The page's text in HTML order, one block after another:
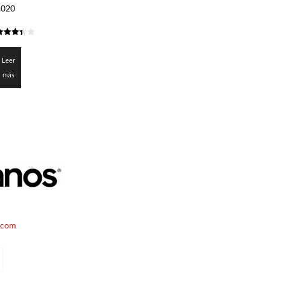
de 5
Leer
más